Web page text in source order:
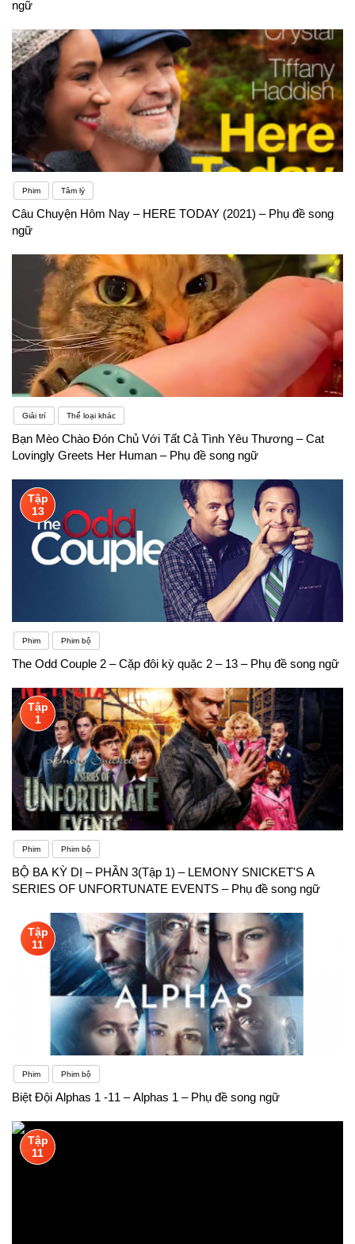
ngữ
Phim Tâm lý
Câu Chuyện Hôm Nay – HERE TODAY (2021) – Phụ đề song
ngữ
Giải trí Thể loại khác
Bạn Mèo Chào Đón Chủ Với Tất Cả Tình Yêu Thương – Cat
Lovingly Greets Her Human – Phụ đề song ngữ
Tập
13
Phim Phim bộ
The Odd Couple 2 – Cặp đôi kỳ quặc 2 – 13 – Phụ đề song ngữ
Tập
1
Phim Phim bộ
BỘ BA KỲ DỊ – PHẦN 3(Tập 1) – LEMONY SNICKET'S A
SERIES OF UNFORTUNATE EVENTS – Phụ đề song ngữ
Tập
11
Phim Phim bộ
Biệt Đội Alphas 1 -11 – Alphas 1 – Phụ đề song ngữ
Tập
11